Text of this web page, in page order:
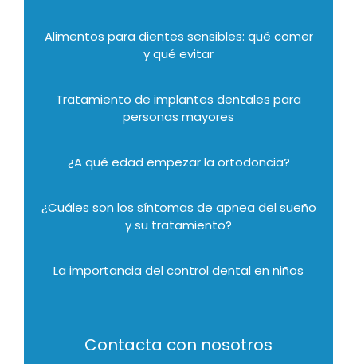
Alimentos para dientes sensibles: qué comer
y qué evitar
Tratamiento de implantes dentales para
personas mayores
¿A qué edad empezar la ortodoncia?
¿Cuáles son los síntomas de apnea del sueño
y su tratamiento?
La importancia del control dental en niños
Contacta con nosotros